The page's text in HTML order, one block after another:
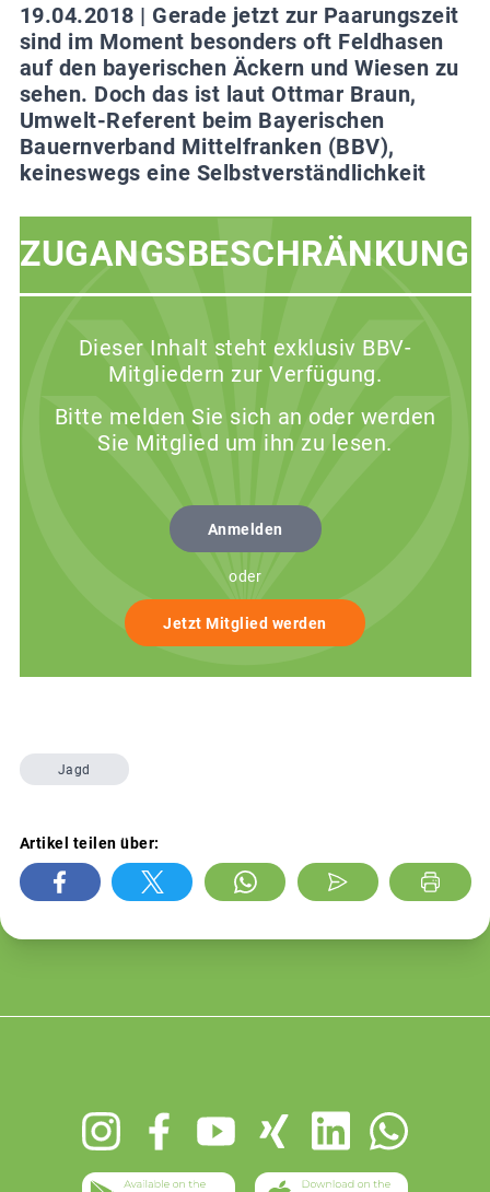
19.04.2018 | Gerade jetzt zur Paarungszeit
sind im Moment besonders oft Feldhasen
auf den bayerischen Äckern und Wiesen zu
sehen. Doch das ist laut Ottmar Braun,
Umwelt-Referent beim Bayerischen
Bauernverband Mittelfranken (BBV),
keineswegs eine Selbstverständlichkeit
ZUGANGSBESCHRÄNKUNG
Dieser Inhalt steht exklusiv BBV-
Mitgliedern zur Verfügung.
Bitte melden Sie sich an oder werden
Sie Mitglied um ihn zu lesen.
Anmelden
oder
Jetzt Mitglied werden
Jagd
Artikel teilen über: